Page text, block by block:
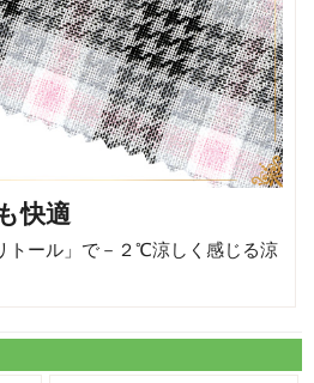
快適
トール」で－２℃涼しく感じる涼